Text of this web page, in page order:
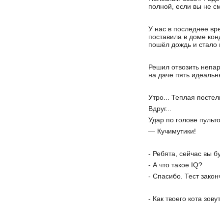
полной, если вы не
У нас в последнее
поставила в доме
пошёл дождь и стало
Решил отвозить
на даче пять
Утро... Теплая
Вдруг...
Удар по голове
— Кучимутики!
- Ребята, сейчас вы
- А что такое IQ?
- Спасибо. Тест
- Как твоего кота